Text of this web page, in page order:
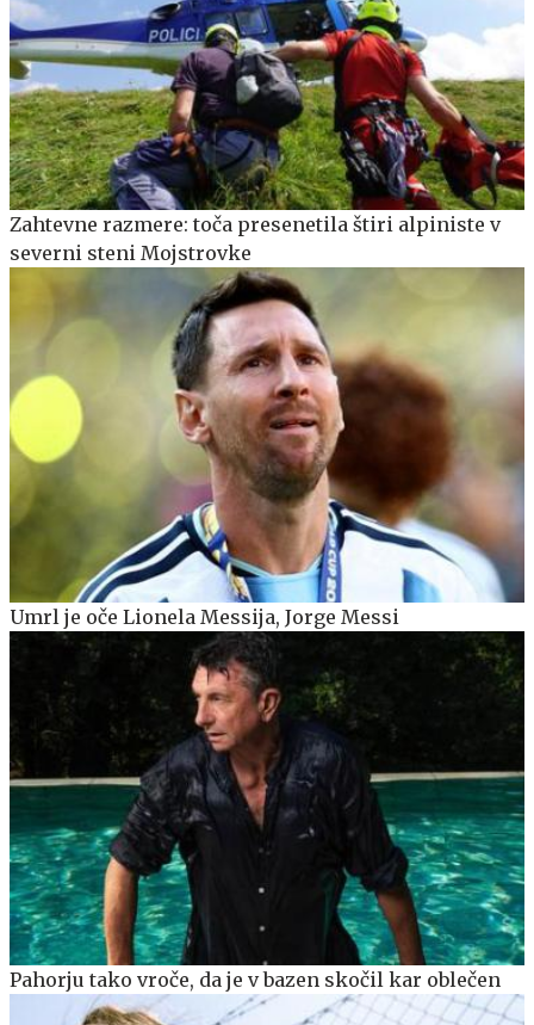
Zahtevne razmere: toča presenetila štiri alpiniste v
severni steni Mojstrovke
Umrl je oče Lionela Messija, Jorge Messi
Pahorju tako vroče, da je v bazen skočil kar oblečen